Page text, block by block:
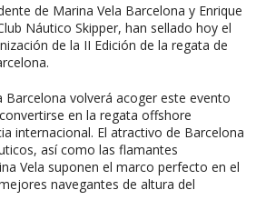
de Marina Vela Barcelona y Enrique
Náutico Skipper, han sellado hoy el
de la II Edición de la regata de
Barcelona volverá acoger este evento
en la regata offshore
internacional. El atractivo de Barcelona
así como las flamantes
Vela suponen el marco perfecto en el
navegantes de altura del